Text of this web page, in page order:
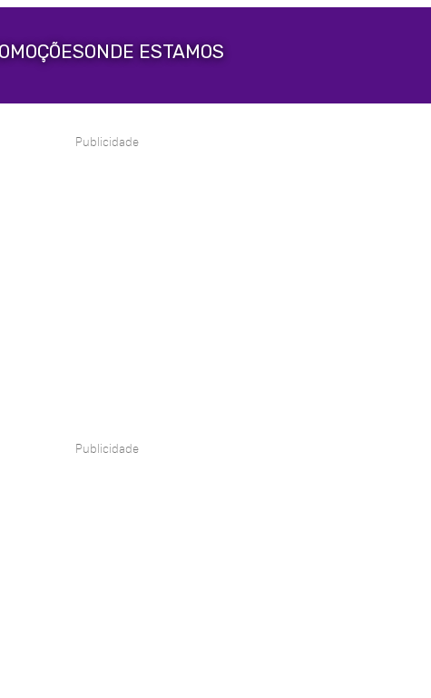
ONDE ESTAMOS
Publicidade
Publicidade